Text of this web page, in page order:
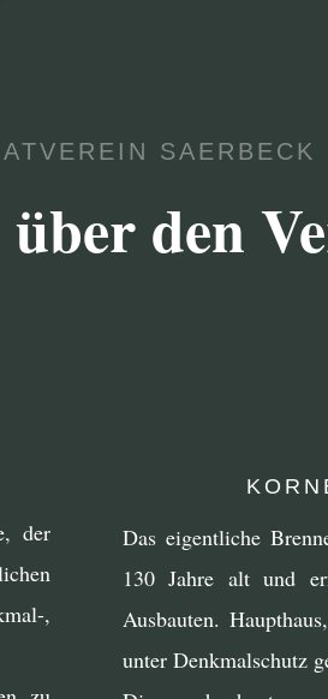
SAERBECK
den
der
,
Das eigentliche
130 Jahre alt und
Ausbauten.
unter Denkmalschutz